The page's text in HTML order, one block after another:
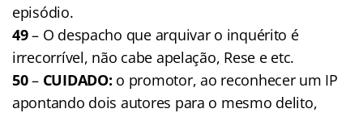
episódio.
49– O despacho que arquivar o inquérito é
irrecorrível, não cabe apelação, Rese e etc.
50– CUIDADO: o promotor, ao reconhecer um IP
apontando dois autores para o mesmo delito,